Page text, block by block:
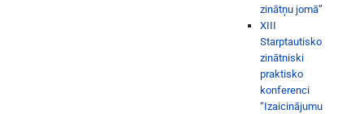
zinātņu jomā”
XIII
Starptautisko
zinātniski
praktisko
konferenci
“Izaicinājumu